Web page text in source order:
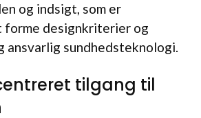
og indsigt, som er
forme designkriterier og
ansvarlig sundhedsteknologi.
tilgang til